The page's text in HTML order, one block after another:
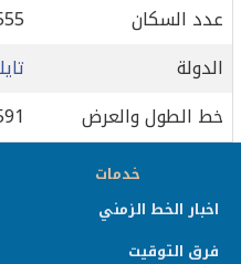
عدد السكان
الدولة
خط الطول والعرض
خدمات
اخبار الخط الزمني
فرق التوقيت